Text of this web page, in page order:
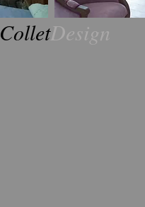
ColletDesign